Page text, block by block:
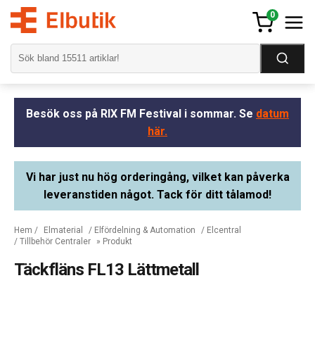
0
Besök oss på RIX FM Festival i sommar. Se datum
här.
Vi har just nu hög orderingång, vilket kan påverka
leveranstiden något. Tack för ditt tålamod!
Hem / Elmaterial / Elfördelning & Automation / Elcentral
/ Tillbehör Centraler » Produkt
Täckfläns FL13 Lättmetall